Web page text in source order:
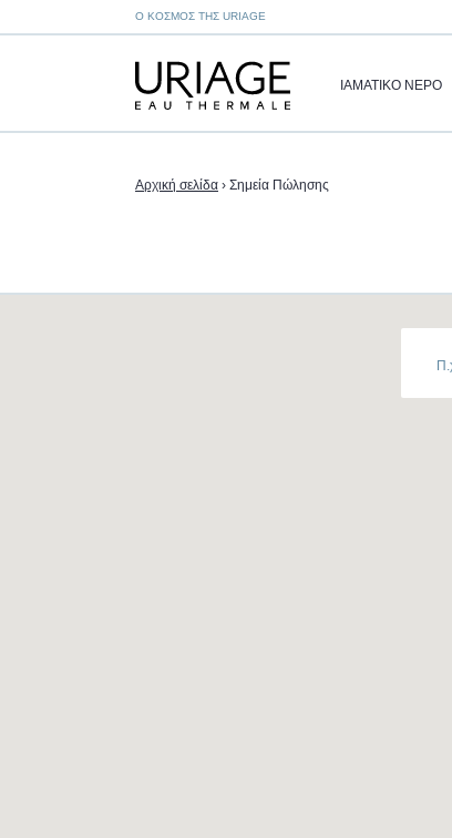
Ο ΚΌΣΜΟΣ ΤΗΣ URIAGE
ΙΑΜΑΤΙΚΌ ΝΕΡΌ
Αρχική σελίδα › Σημεία Πώλησης